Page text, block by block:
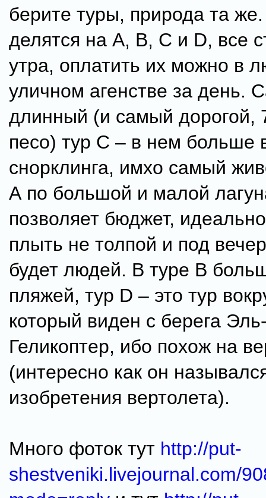
берите туры, природа та
делятся на А, В, С и D, все
утра, оплатить их можно в
уличном агенстве за день.
длинный (и самый дорогой,
песо) тур С – в нем больше
снорклинга, имхо самый
А по большой и малой
позволяет бюджет,
плыть не толпой и под
будет людей. В туре В
пляжей, тур D – это тур
который виден с берега
Геликоптер, ибо похож на
(интересно как он
изобретения вертолета).
Много фоток тут http://put-
shestveniki.livejournal.com/